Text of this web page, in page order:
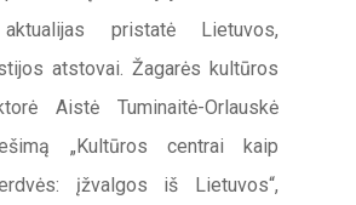
pristatė Lietuvos,
atstovai. Žagarės kultūros
Aistė Tuminaitė-Orlauskė
„Kultūros centrai kaip
įžvalgos iš Lietuvos“,